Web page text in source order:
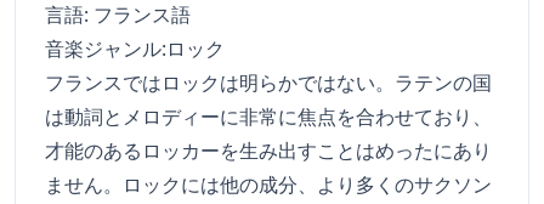
言語: フランス語
音楽ジャンル:ロック
フランスではロックは明らかではない。ラテンの国
は動詞とメロディーに非常に焦点を合わせており、
才能のあるロッカーを生み出すことはめったにあり
ません。ロックには他の成分、より多くのサクソン